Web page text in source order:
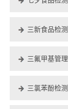
三新食品检测
三氟甲基管理
三氯苯酚检测